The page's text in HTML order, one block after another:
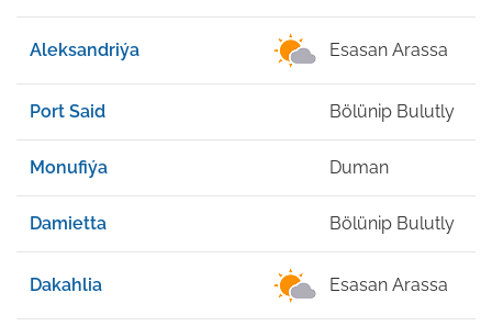
Aleksandriýa Esasan Arassa
Port Said Bölünip Bulutly
Monufiýa Duman
Damietta Bölünip Bulutly
Dakahlia Esasan Arassa